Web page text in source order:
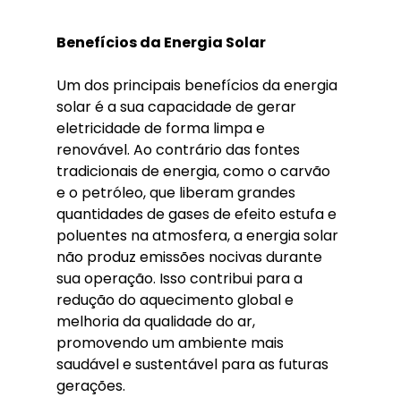
Benefícios da Energia Solar
Um dos principais benefícios da energia
solar é a sua capacidade de gerar
eletricidade de forma limpa e
renovável. Ao contrário das fontes
tradicionais de energia, como o carvão
e o petróleo, que liberam grandes
quantidades de gases de efeito estufa e
poluentes na atmosfera, a energia solar
não produz emissões nocivas durante
sua operação. Isso contribui para a
redução do aquecimento global e
melhoria da qualidade do ar,
promovendo um ambiente mais
saudável e sustentável para as futuras
gerações.